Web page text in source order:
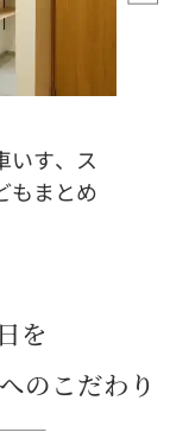
いす、ス
もまとめ
を
のこだわり